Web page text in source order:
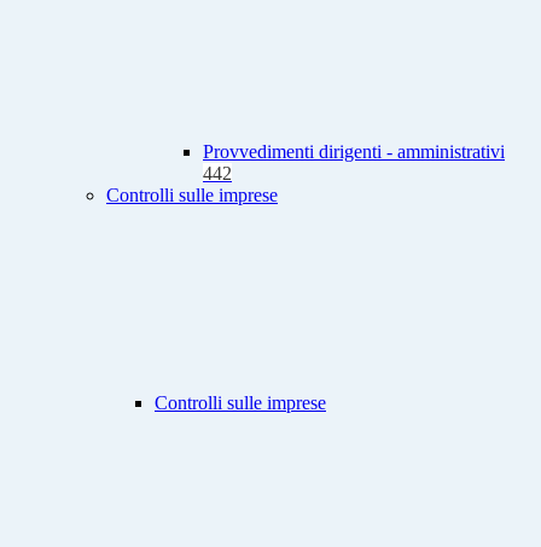
Provvedimenti dirigenti - amministrativi
442
Controlli sulle imprese
Controlli sulle imprese